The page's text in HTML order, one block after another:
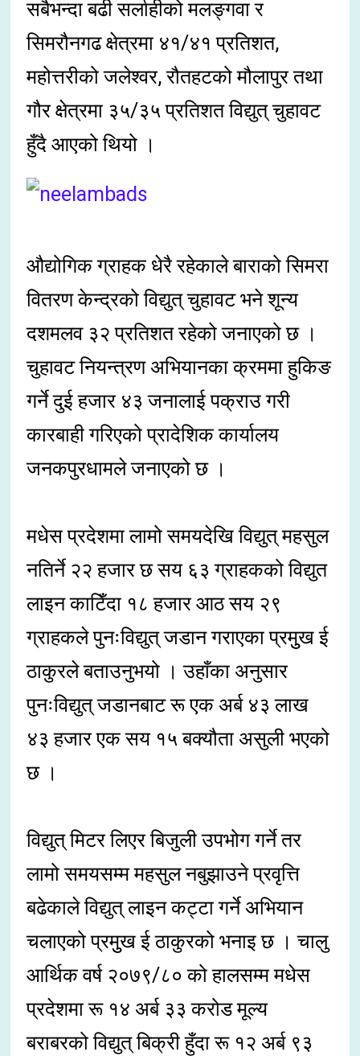
सबैभन्दा बढी सर्लाहीको मलङ्गवा र
सिमरौनगढ क्षेत्रमा ४१/४१ प्रतिशत,
महोत्तरीको जलेश्वर, रौतहटको मौलापुर तथा
गौर क्षेत्रमा ३५/३५ प्रतिशत विद्युत् चुहावट
हुँदै आएको थियो ।
औद्योगिक ग्राहक धेरै रहेकाले बाराको सिमरा
वितरण केन्द्रको विद्युत् चुहावट भने शून्य
दशमलव ३२ प्रतिशत रहेको जनाएको छ ।
चुहावट नियन्त्रण अभियानका क्रममा हुकिङ
गर्ने दुई हजार ४३ जनालाई पक्राउ गरी
कारबाही गरिएको प्रादेशिक कार्यालय
जनकपुरधामले जनाएको छ ।
मधेस प्रदेशमा लामो समयदेखि विद्युत् महसुल
नतिर्ने २२ हजार छ सय ६३ ग्राहकको विद्युत
लाइन काटिँदा १८ हजार आठ सय २९
ग्राहकले पुनःविद्युत् जडान गराएका प्रमुुख ई
ठाकुरले बताउनुभयो । उहाँका अनुसार
पुनःविद्युत् जडानबाट रू एक अर्ब ४३ लाख
४३ हजार एक सय १५ बक्यौता असुली भएको
छ ।
विद्युत् मिटर लिएर बिजुली उपभोग गर्ने तर
लामो समयसम्म महसुल नबुझाउने प्रवृत्ति
बढेकाले विद्युत् लाइन कट्टा गर्ने अभियान
चलाएको प्रमुुख ई ठाकुरको भनाइ छ । चालु
आर्थिक वर्ष २०७९/८० को हालसम्म मधेस
प्रदेशमा रू १४ अर्ब ३३ करोड मूल्य
बराबरको विद्युत् बिक्री हुँदा रू १२ अर्ब ९३